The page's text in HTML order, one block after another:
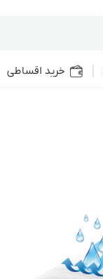
خرید اقساطی